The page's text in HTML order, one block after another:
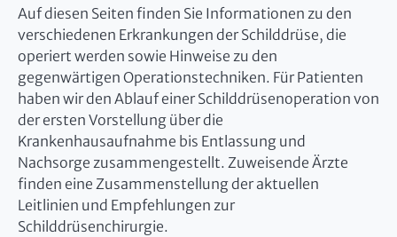
Auf diesen Seiten finden Sie Informationen zu den
verschiedenen Erkrankungen der Schilddrüse, die
operiert werden sowie Hinweise zu den
gegenwärtigen Operationstechniken. Für Patienten
haben wir den Ablauf einer Schilddrüsenoperation von
der ersten Vorstellung über die
Krankenhausaufnahme bis Entlassung und
Nachsorge zusammengestellt. Zuweisende Ärzte
finden eine Zusammenstellung der aktuellen
Leitlinien und Empfehlungen zur
Schilddrüsenchirurgie.